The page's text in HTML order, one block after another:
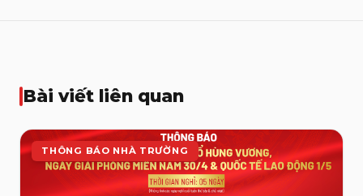
Bài viết liên quan
THÔNG BÁO NHÀ TRƯỜNG